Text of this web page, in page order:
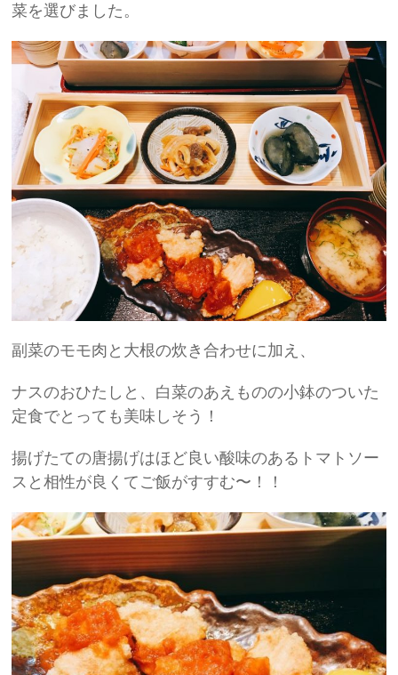
菜を選びました。
副菜のモモ肉と大根の炊き合わせに加え、
ナスのおひたしと、白菜のあえものの小鉢のついた
定食でとっても美味しそう！
揚げたての唐揚げはほど良い酸味のあるトマトソー
スと相性が良くてご飯がすすむ〜！！